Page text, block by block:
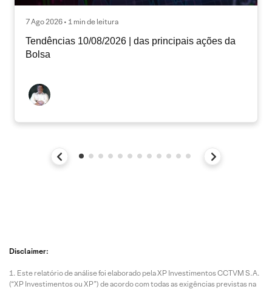
7 Ago 2026 • 1 min de leitura
Tendências 10/08/2026 | das principais ações da
Bolsa
Disclaimer:
Este relatório de análise foi elaborado pela XP Investimentos CCTVM S.A.
(“XP Investimentos ou XP”) de acordo com todas as exigências previstas na